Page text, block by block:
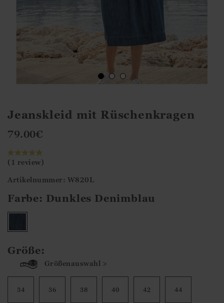
Jeanskleid mit Rüschenkragen
79.00€
(1 review)
Artikelnummer: W820L
Farbe: Dunkles Denimblau
Größe:
Größenauswahl >
34 36 38 40 42 44